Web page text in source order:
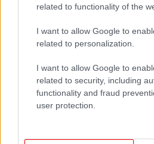
related to functionality of the
I want to allow Google to
related to personalization.
I want to allow Google to
related to security, including
functionality and fraud
user protection.
ΠΕΡΙΣΣΟΤΕΡΑ ΒΙΝΤΕΟ
Ακολουθήστε το στο
πρώτοι όλες τις ειδήσεις
Δείτε όλες τις τελευταίες